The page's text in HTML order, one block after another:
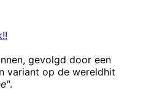
gevolgd door een
variant op de wereldhit
.